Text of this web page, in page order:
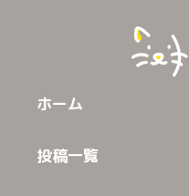
ホーム
投稿一覧